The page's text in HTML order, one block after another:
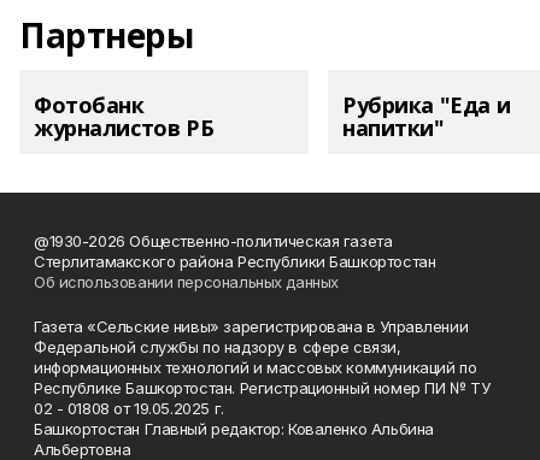
Партнеры
Фотобанк
журналистов РБ
Рубрика "Еда и
напитки"
@1930-2026 Общественно-политическая газета
Стерлитамакского района Республики Башкортостан
Об использовании персональных данных
Газета «Сельские нивы» зарегистрирована в Управлении
Федеральной службы по надзору в сфере связи,
информационных технологий и массовых коммуникаций по
Республике Башкортостан. Регистрационный номер ПИ № ТУ
02 - 01808 от 19.05.2025 г.
Башкортостан Главный редактор: Коваленко Альбина
Альбертовна